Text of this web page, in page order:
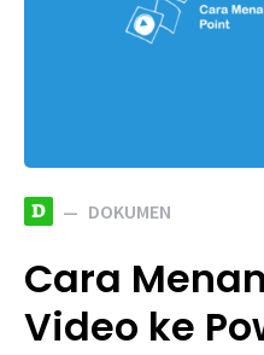
D DOKUMEN
Cara
Video ke